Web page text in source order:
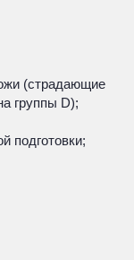
(страдающие
группы D);
подготовки;